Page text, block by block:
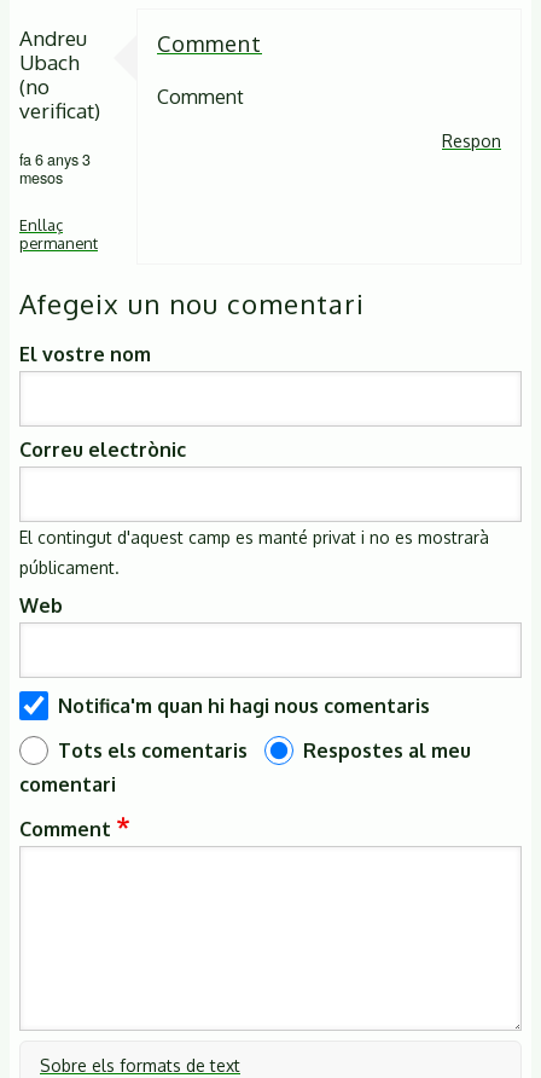
Andreu
Ubach
(no
verificat)
fa 6 anys 3
mesos
Enllaç
permanent
Comment
Comment
Respon
Afegeix un nou comentari
El vostre nom
Correu electrònic
El contingut d'aquest camp es manté privat i no es mostrarà
públicament.
Web
Notifica'm quan hi hagi nous comentaris
Tots els comentaris
Respostes al meu
comentari
Comment
Sobre els formats de text